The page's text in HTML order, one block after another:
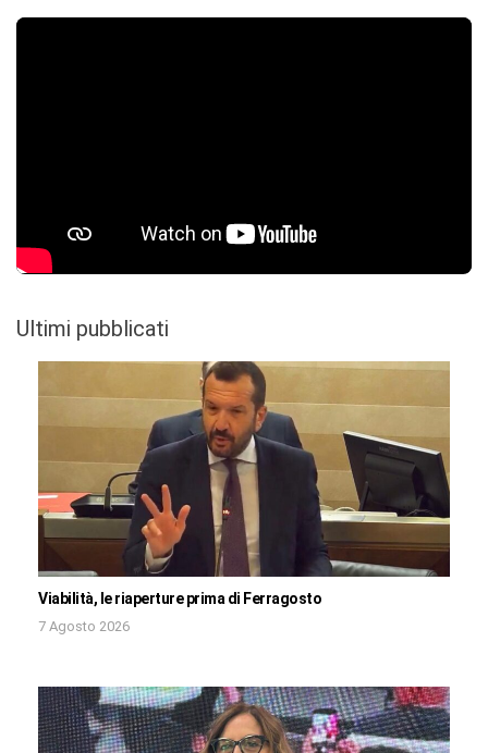
Ultimi pubblicati
Viabilità, le riaperture prima di Ferragosto
7 Agosto 2026